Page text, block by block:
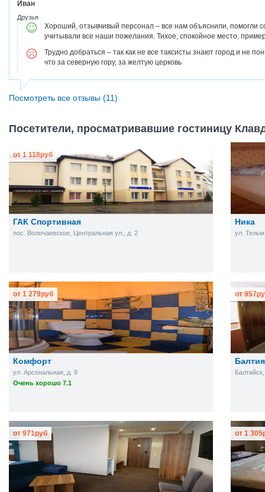
Иван
Друзья
Хороший, отзывчивый персонал – все нам объяснили, помогли
учитывали все наши пожелания. Тихое, спокойное место,
Трудно добраться – так как не все таксисты знают город и не
что за северную гору, за желтую церковь
Посмотреть все отзывы (11)
Посетители, просматривавшие гостиницу
ГАК Спортивная
пос. Волочаевское, Центральная ул., д. 2
от 1 118руб
Ника
ул.
Комфорт
ул. Арсенальная, д. 9
Очень хорошо 7.1
от 1 279руб
Балтия
от 957
от 971руб от 1 305